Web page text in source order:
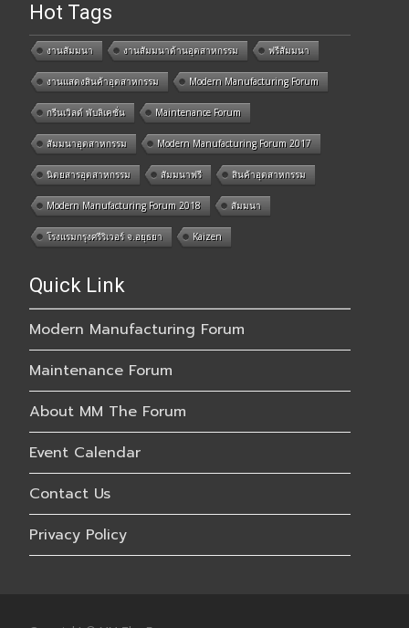
Hot Tags
งานสัมมนา งานสัมมนาด้านอุตสาหกรรม ฟรีสัมมนา
งานแสดงสินค้าอุตสาหกรรม Modern Manufacturing Forum
กรีนเวิลด์ พับลิเคชั่น Maintenance Forum
สัมมนาอุตสาหกรรม Modern Manufacturing Forum 2017
นิตยสารอุตสาหกรรม สัมมนาฟรี สินค้าอุตสาหกรรม
Modern Manufacturing Forum 2018 สัมมนา
โรงแรมกรุงศรีริเวอร์ จ.อยุธยา Kaizen
Quick Link
Modern Manufacturing Forum
Maintenance Forum
About MM The Forum
Event Calendar
Contact Us
Privacy Policy